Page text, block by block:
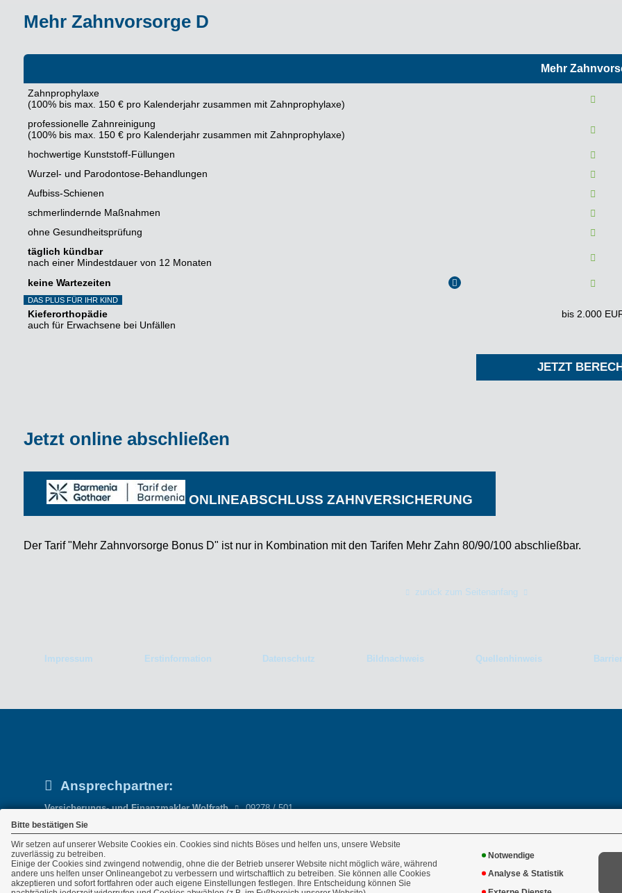
Bitte bestätigen Sie
Wir setzen auf unserer Website Cookies ein. Cookies sind nichts Böses und helfen uns, unsere Website
zuverlässig zu betreiben.
Einige der Cookies sind zwingend notwendig, ohne die der Betrieb unserer Website nicht möglich wäre, während
andere uns helfen unser Onlineangebot zu verbessern und wirtschaftlich zu betreiben. Sie können alle Cookies
akzeptieren und sofort fortfahren oder auch eigene Einstellungen festlegen. Ihre Entscheidung können Sie
Notwendige
Analyse & Statistik
Mehr Zahnvorsorge D
Mehr
Zahnprophylaxe
(100% bis max. 150 € pro Kalenderjahr zusammen mit Zahnprophylaxe)
professionelle Zahnreinigung
(100% bis max. 150 € pro Kalenderjahr zusammen mit Zahnprophylaxe)
hochwertige Kunststoff-Füllungen
Wurzel- und Parodontose-Behandlungen
Aufbiss-Schienen
schmerlindernde Maßnahmen
ohne Gesundheitsprüfung
täglich kündbar
nach einer Mindestdauer von 12 Monaten
keine Wartezeiten
i
DAS PLUS FÜR IHR KIND
Kieferorthopädie
auch für Erwachsene bei Unfällen
bis 2.000
JETZT
Jetzt online abschließen
ONLINEABSCHLUSS ZAHNVERSICHERUNG
Der Tarif "Mehr Zahnvorsorge Bonus D" ist nur in Kombination mit den Tarifen Mehr Zahn 80/90/100 abschließbar.
zurück zum Seitenanfang
Impressum Erstinformation Datenschutz Bildnachweis Quellenhinweis
Ansprechpartner:
Versicherungs- und Finanzmakler Wolfrath
GmbH
Bahnhofstraße 14a
95466 Weidenberg
09278 / 501